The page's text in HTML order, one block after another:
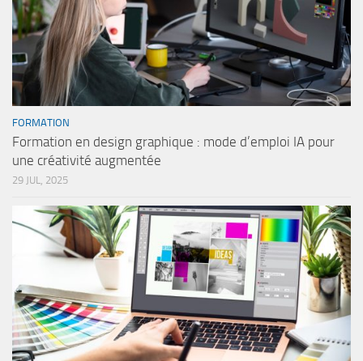
FORMATION
Formation en design graphique : mode d’emploi IA pour
une créativité augmentée
29 JUL, 2025